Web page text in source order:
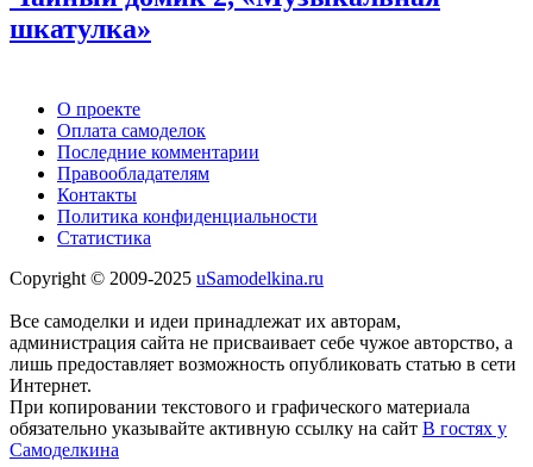
шкатулка»
О проекте
Оплата самоделок
Последние комментарии
Правообладателям
Контакты
Политика конфиденциальности
Статистика
Copyright © 2009-2025 uSamodelkina.ru
Все самоделки и идеи принадлежат их авторам,
администрация сайта не присваивает себе чужое авторство, а
лишь предоставляет возможность опубликовать статью в сети
Интернет.
При копировании текстового и графического материала
обязательно указывайте активную ссылку на сайт В гостях у
Самоделкина